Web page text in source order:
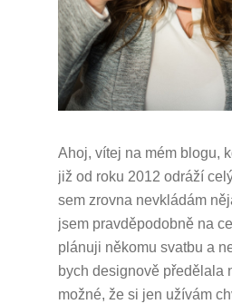
Ahoj, vítej na mém blogu,
již od roku 2012 odráží
sem zrovna nevkládám
jsem pravděpodobně na
plánuji někomu svatbu a
bych designově předělala
možné, že si jen užívám